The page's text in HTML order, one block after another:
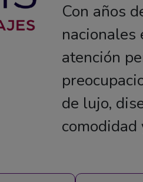
Con años
nacionales
atención
de lujo,